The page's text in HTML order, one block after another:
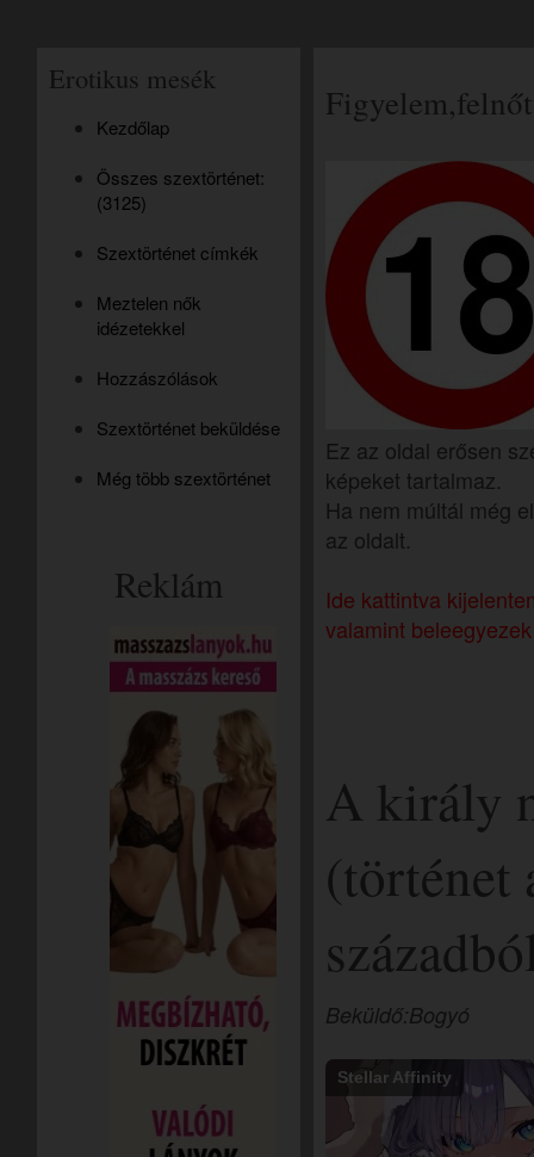
Erotikus mesék
Kezdőlap
Összes szextörténet:
(3125)
Szextörténet címkék
Meztelen nők
idézetekkel
Hozzászólások
Szextörténet beküldése
Még több szextörténet
Reklám
Ez az oldal erősen
képeket tartalmaz.
Ha nem múltál még
az oldalt.
Ide kattintva
valamint
A király
Beküldő:Bogyó
Stellar Affinity